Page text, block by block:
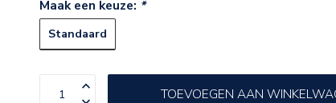
Maak een keuze: *
Standaard
TOEVOEGEN AAN